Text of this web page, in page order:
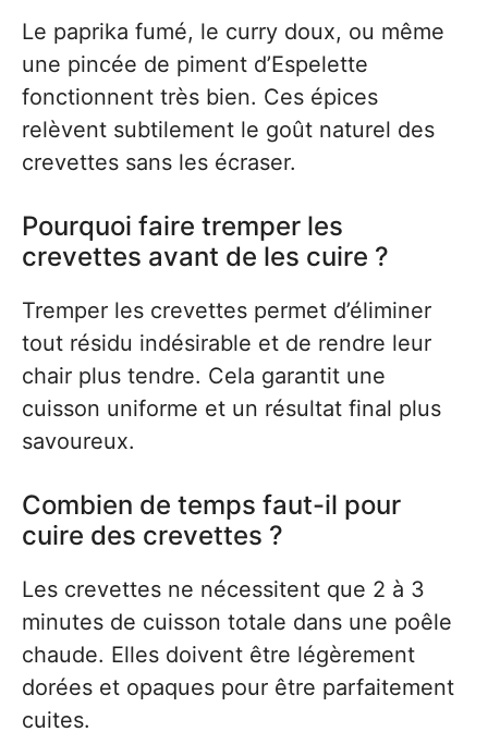
Le paprika fumé, le curry doux, ou même
une pincée de piment d’Espelette
fonctionnent très bien. Ces épices
relèvent subtilement le goût naturel des
crevettes sans les écraser.
Pourquoi faire tremper les
crevettes avant de les cuire ?
Tremper les crevettes permet d’éliminer
tout résidu indésirable et de rendre leur
chair plus tendre. Cela garantit une
cuisson uniforme et un résultat final plus
savoureux.
Combien de temps faut-il pour
cuire des crevettes ?
Les crevettes ne nécessitent que 2 à 3
minutes de cuisson totale dans une poêle
chaude. Elles doivent être légèrement
dorées et opaques pour être parfaitement
cuites.